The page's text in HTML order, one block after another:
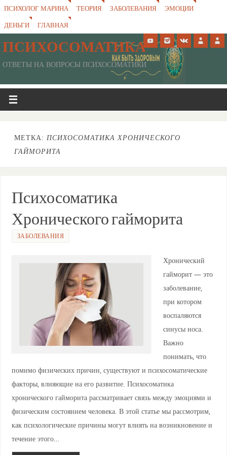
ПСИХОЛОГ МАРИНА ТЕОРИЯ ЗАБОЛЕВАНИЯ
ЭМОЦИИ
ДЕНЬГИ
ГЛАВНАЯ
ПСИХОСОМАТИКА
ОТВЕТЫ НА ВОПРОСЫ ПСИХОСОМАТИКИ
МЕТКА: ПСИХОСОМАТИКА ХРОНИЧЕСКОГО
ГАЙМОРИТА
Психосоматика
Хронического гайморита
ЗАБОЛЕВАНИЯ
Хронический
гайморит — это
заболевание,
при котором
воспаляются
синусы носа.
Важно
понимать, что
помимо физических причин, существуют и психосоматические
факторы, влияющие на его развитие. Психосоматика
хронического гайморита рассматривает связь между эмоциями и
физическим состоянием человека. В этой статье мы рассмотрим,
как психологические причины могут влиять на возникновение и
течение этого…